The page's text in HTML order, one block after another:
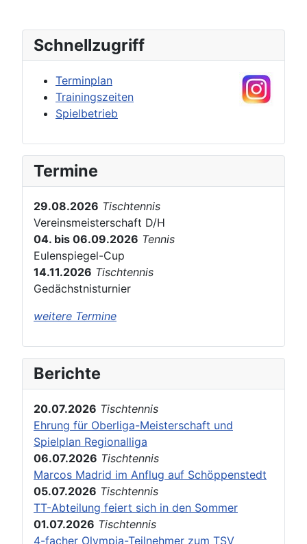
Schnellzugriff
Terminplan
Trainingszeiten
Spielbetrieb
Termine
29.08.2026 Tischtennis
Vereinsmeisterschaft D/H
04. bis 06.09.2026 Tennis
Eulenspiegel-Cup
14.11.2026 Tischtennis
Gedächstnisturnier
weitere Termine
Berichte
20.07.2026 Tischtennis
Ehrung für Oberliga-Meisterschaft und
Spielplan Regionalliga
06.07.2026 Tischtennis
Marcos Madrid im Anflug auf Schöppenstedt
05.07.2026 Tischtennis
TT-Abteilung feiert sich in den Sommer
01.07.2026 Tischtennis
4-facher Olympia-Teilnehmer zum TSV